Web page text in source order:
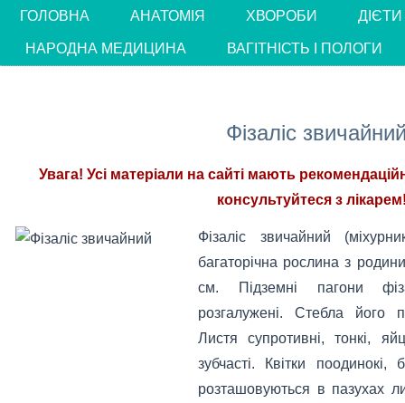
ГОЛОВНА АНАТОМІЯ ХВОРОБИ ДІЄТИ
НАРОДНА МЕДИЦИНА ВАГІТНІСТЬ І ПОЛОГИ
Фізаліс
Увага! Усі матеріали на сайті мають
консультуйтеся з
Фізаліс звичайний
багаторічна рослина з
см. Підземні пагони
розгалужені. Стебла його
Листя супротивні, тонкі,
зубчасті. Квітки
розташовуються в пазухах